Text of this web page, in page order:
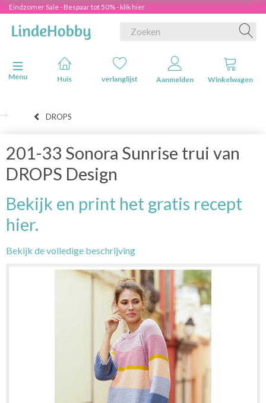
Eindzomer Sale - Bespaar tot 50% - klik hier
Navigatie in-/uitschakelen
Menu
Huis verlanglijst Aanmelden Winkelwagen
DROPS
201-33 Sonora Sunrise trui van
DROPS Design
Bekijk en print het gratis recept
hier.
Bekijk de volledige beschrijving